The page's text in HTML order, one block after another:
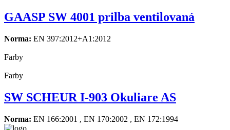
GAASP SW 4001 prilba ventilovaná
Norma: EN 397:2012+A1:2012
Farby
Farby
SW SCHEUR I-903 Okuliare AS
Norma: EN 166:2001 , EN 170:2002 , EN 172:1994